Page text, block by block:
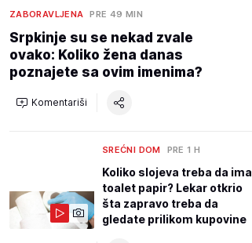
ZABORAVLJENA PRE 49 MIN
Srpkinje su se nekad zvale
ovako: Koliko žena danas
poznajete sa ovim imenima?
Komentariši
SREĆNI DOM PRE 1 H
Koliko slojeva treba da ima
toalet papir? Lekar otkrio
šta zapravo treba da
gledate prilikom kupovine